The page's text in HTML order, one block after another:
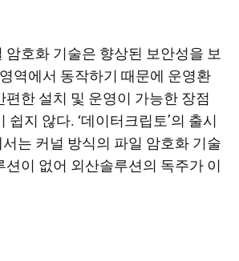
암호화 기술은 향상된 보안성을 보
역에서 동작하기 때문에 운영환
편한 설치 및 운영이 가능한 장점
쉽지 않다. ‘데이터크립토’의 출시
는 커널 방식의 파일 암호화 기술
션이 없어 외산솔루션의 독주가 이